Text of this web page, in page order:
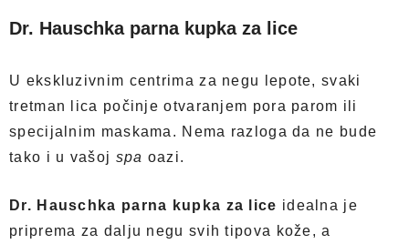
Dr. Hauschka parna kupka za lice
U ekskluzivnim centrima za negu lepote, svaki
tretman lica počinje otvaranjem pora parom ili
specijalnim maskama. Nema razloga da ne bude
tako i u vašoj spa oazi.
Dr. Hauschka parna kupka za lice idealna je
priprema za dalju negu svih tipova kože, a